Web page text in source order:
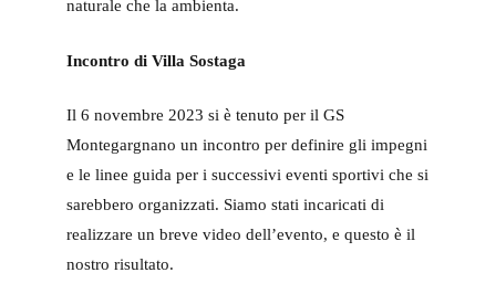
naturale che la ambienta.
Incontro di Villa Sostaga
Il 6 novembre 2023 si è tenuto per il GS
Montegargnano un incontro per definire gli impegni
e le linee guida per i successivi eventi sportivi che si
sarebbero organizzati. Siamo stati incaricati di
realizzare un breve video dell’evento, e questo è il
nostro risultato.